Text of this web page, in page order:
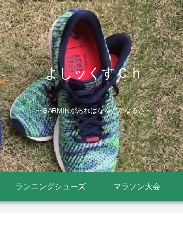
よしッくすＣｈ
～GARMINがあればなんとかなるさ～
ランニングシューズ マラソン大会